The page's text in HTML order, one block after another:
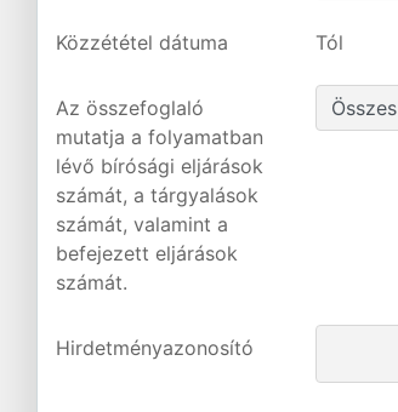
Közzététel dátuma Tól
Az összefoglaló
mutatja a folyamatban
lévő bírósági eljárások
számát, a tárgyalások
számát, valamint a
befejezett eljárások
számát.
Hirdetményazonosító